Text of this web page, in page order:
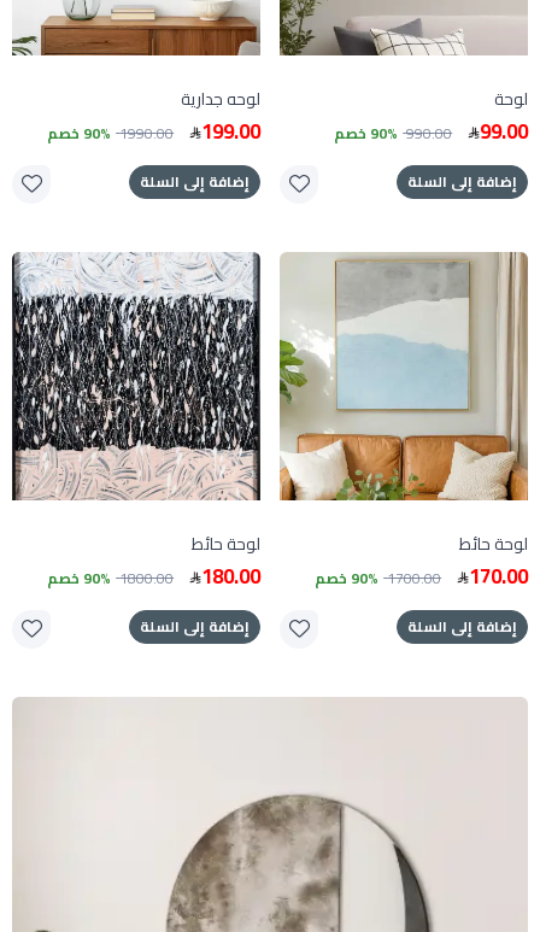
لوحة
99.00
990.00 90% خصم
إضافة إلى السلة
لوحه جدارية
199.00
1990.00 90% خصم
إضافة إلى السلة
لوحة حائط
170.00
1700.00 90% خصم
إضافة إلى السلة
لوحة حائط
180.00
1800.00 90% خصم
إضافة إلى السلة